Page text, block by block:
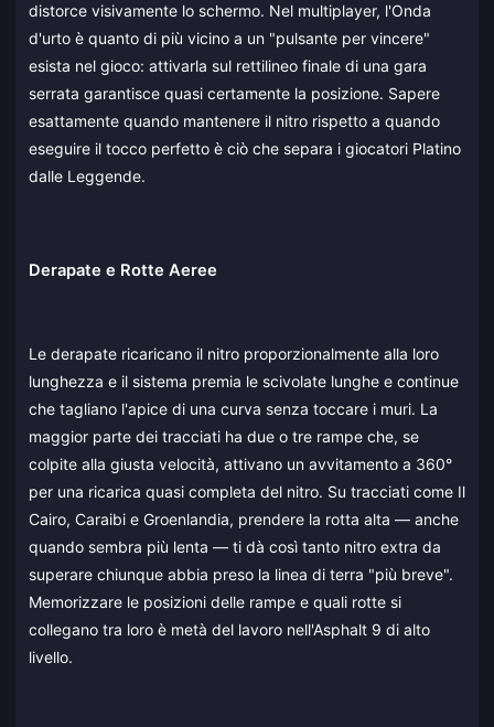
distorce visivamente lo schermo. Nel multiplayer, l'Onda
d'urto è quanto di più vicino a un "pulsante per vincere"
esista nel gioco: attivarla sul rettilineo finale di una gara
serrata garantisce quasi certamente la posizione. Sapere
esattamente quando mantenere il nitro rispetto a quando
eseguire il tocco perfetto è ciò che separa i giocatori Platino
dalle Leggende.
Derapate e Rotte Aeree
Le derapate ricaricano il nitro proporzionalmente alla loro
lunghezza e il sistema premia le scivolate lunghe e continue
che tagliano l'apice di una curva senza toccare i muri. La
maggior parte dei tracciati ha due o tre rampe che, se
colpite alla giusta velocità, attivano un avvitamento a 360°
per una ricarica quasi completa del nitro. Su tracciati come Il
Cairo, Caraibi e Groenlandia, prendere la rotta alta — anche
quando sembra più lenta — ti dà così tanto nitro extra da
superare chiunque abbia preso la linea di terra "più breve".
Memorizzare le posizioni delle rampe e quali rotte si
collegano tra loro è metà del lavoro nell'Asphalt 9 di alto
livello.